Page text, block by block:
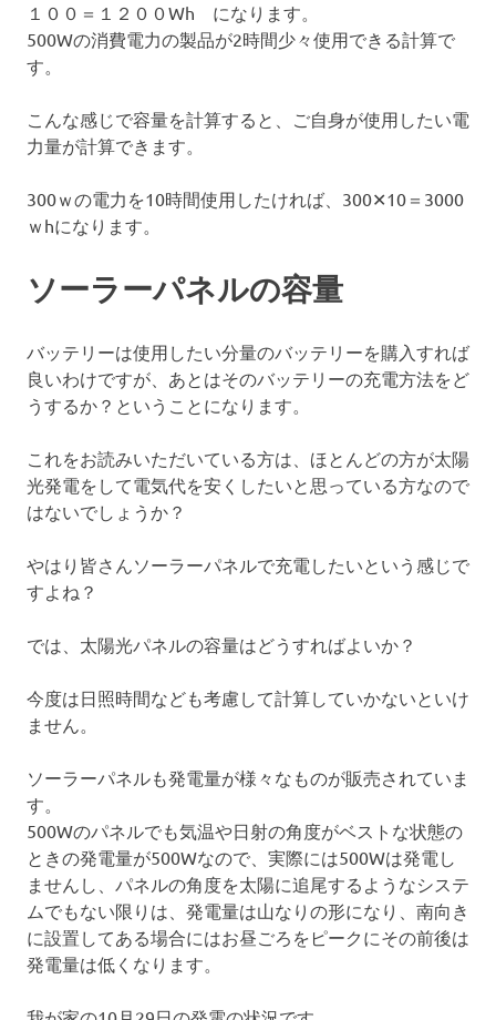
１００＝１２００Wh になります。
500Wの消費電力の製品が2時間少々使用できる計算で
す。
こんな感じで容量を計算すると、ご自身が使用したい電
力量が計算できます。
300ｗの電力を10時間使用したければ、300✕10＝3000
ｗhになります。
ソーラーパネルの容量
バッテリーは使用したい分量のバッテリーを購入すれば
良いわけですが、あとはそのバッテリーの充電方法をど
うするか？ということになります。
これをお読みいただいている方は、ほとんどの方が太陽
光発電をして電気代を安くしたいと思っている方なので
はないでしょうか？
やはり皆さんソーラーパネルで充電したいという感じで
すよね？
では、太陽光パネルの容量はどうすればよいか？
今度は日照時間なども考慮して計算していかないといけ
ません。
ソーラーパネルも発電量が様々なものが販売されていま
す。
500Wのパネルでも気温や日射の角度がベストな状態の
ときの発電量が500Wなので、実際には500Wは発電し
ませんし、パネルの角度を太陽に追尾するようなシステ
ムでもない限りは、発電量は山なりの形になり、南向き
に設置してある場合にはお昼ごろをピークにその前後は
発電量は低くなります。